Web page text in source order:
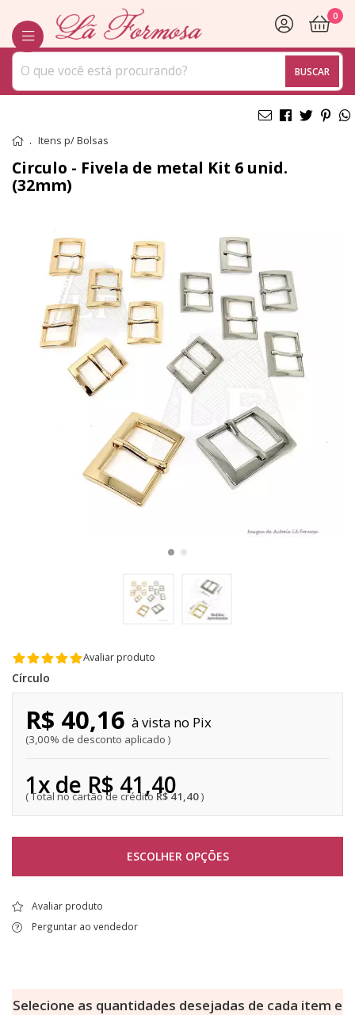
BUSCAR
0
Itens p/ Bolsas
Circulo - Fivela de metal Kit 6 unid.
(32mm)
Avaliar produto
Círculo
R$ 41,40
1x de R$ 41,40
R$ 40,16
3,00% de desconto aplicado
Pix
ESCOLHER OPÇÕES
Avaliar produto
Perguntar ao vendedor
Selecione as quantidades desejadas de cada item e